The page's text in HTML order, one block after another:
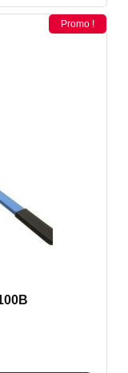
Promo !